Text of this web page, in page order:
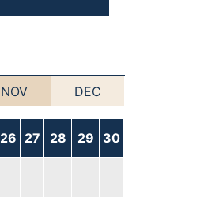
NOV DEC
26 27 28 29 30